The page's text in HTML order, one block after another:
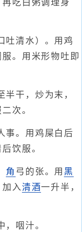
吃白粥调理身
吐清水）。用鸡
。用米形物吐即
半干，炒为末，
次。
事。用鸡屎白后
饮服。
角 弓的张。用 黑
入清酒一升半，
，咽汁。